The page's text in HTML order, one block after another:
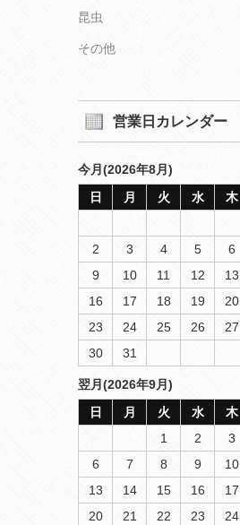
昆虫
その他
営業日カレンダー
今月(2026年8月)
日
月 火 水 木
2
3 4 5 6
9
10 11 12 13
16
17 18 19 20
23
24 25 26 27
30
31
翌月(2026年9月)
日
月 火 水 木
1
2 3
6
7 8 9 10
13
14 15 16 17
20
21 22 23 24